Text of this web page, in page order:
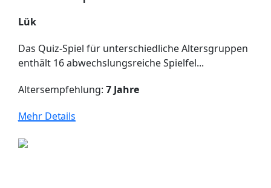
Lük
Das Quiz-Spiel für unterschiedliche Altersgruppen
enthält 16 abwechslungsreiche Spielfel...
Altersempfehlung: 7 Jahre
Mehr Details